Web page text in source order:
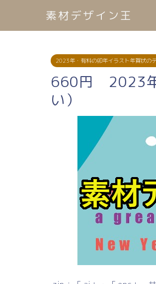
素材デザイン王
2023年・有料の卯年イラスト年賀状の
660円 2023年
い）